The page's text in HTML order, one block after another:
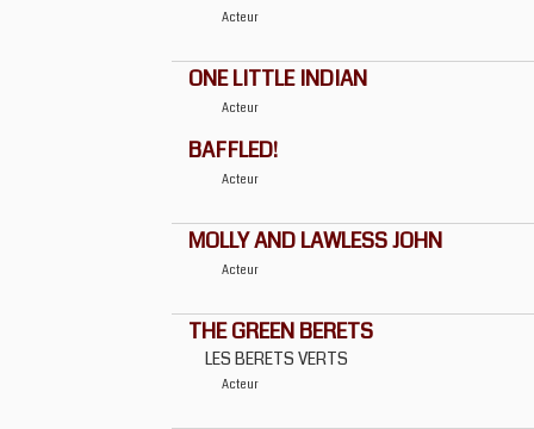
Acteur
ONE LITTLE INDIAN
Acteur
BAFFLED!
Acteur
MOLLY AND LAWLESS JOHN
Acteur
THE GREEN BERETS
LES BERETS VERTS
Acteur